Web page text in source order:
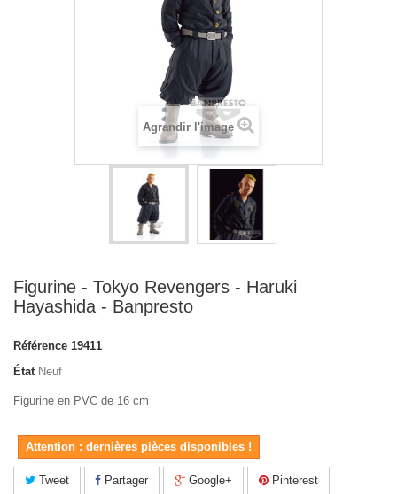
Agrandir l'image
Figurine - Tokyo Revengers - Haruki
Hayashida - Banpresto
Référence 19411
État Neuf
Figurine en PVC de 16 cm
Attention : dernières pièces disponibles !
Tweet Partager Google+ Pinterest